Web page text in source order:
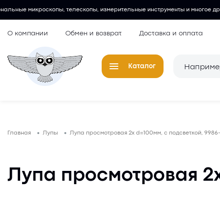
телескопы, измерительные инструменты и многое другое.
О компании Обмен и возврат Доставка и оплата
Каталог
Лупы
Главная Лупы Лупа просмотровая 2х d=100мм, с подсветкой,
Лупа просмотровая